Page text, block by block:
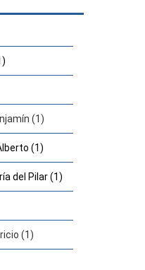
(1)
(1)
del Pilar (1)
(1)